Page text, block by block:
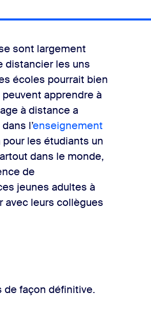
sont largement
distancier les uns
écoles pourrait bien
apprendre à
à distance a
l’enseignement
pour les étudiants un
dans le monde,
de
jeunes adultes à
avec leurs collègues
façon définitive.